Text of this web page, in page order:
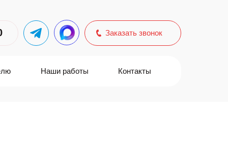
Заказать звонок
Контакты
Наши работы